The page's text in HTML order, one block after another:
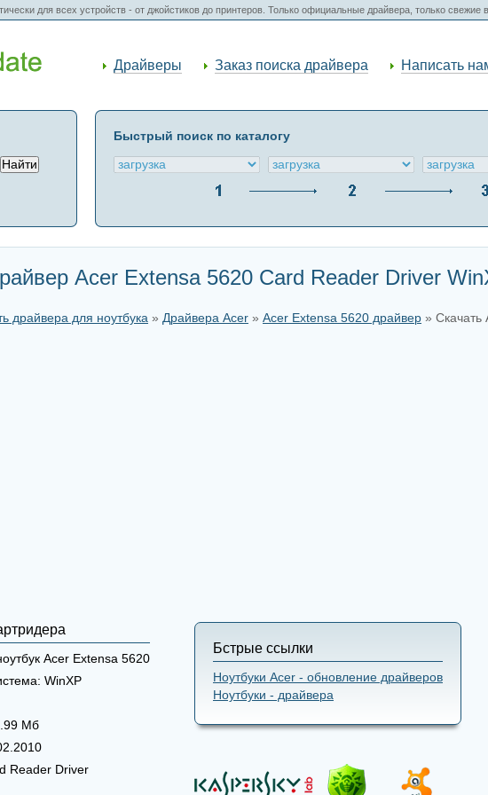
для всех устройств - от джойстиков до принтеров. Только официальные драйвера, только свежие
Драйверы Заказ поиска драйвера Написать
Быстрый поиск по каталогу
Acer Extensa 5620 Card Reader Driver
драйвера для ноутбука » Драйвера Acer » Acer Extensa 5620 драйвер » Скачать
Acer Extensa 5620
WinXP
Мб
Reader Driver
Бстрые ссылки
Ноутбуки Acer - обновление драйверов
Ноутбуки - драйвера